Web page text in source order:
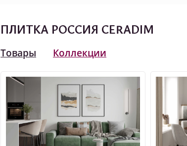
ПЛИТКА РОССИЯ CERADIM
Товары Коллекции